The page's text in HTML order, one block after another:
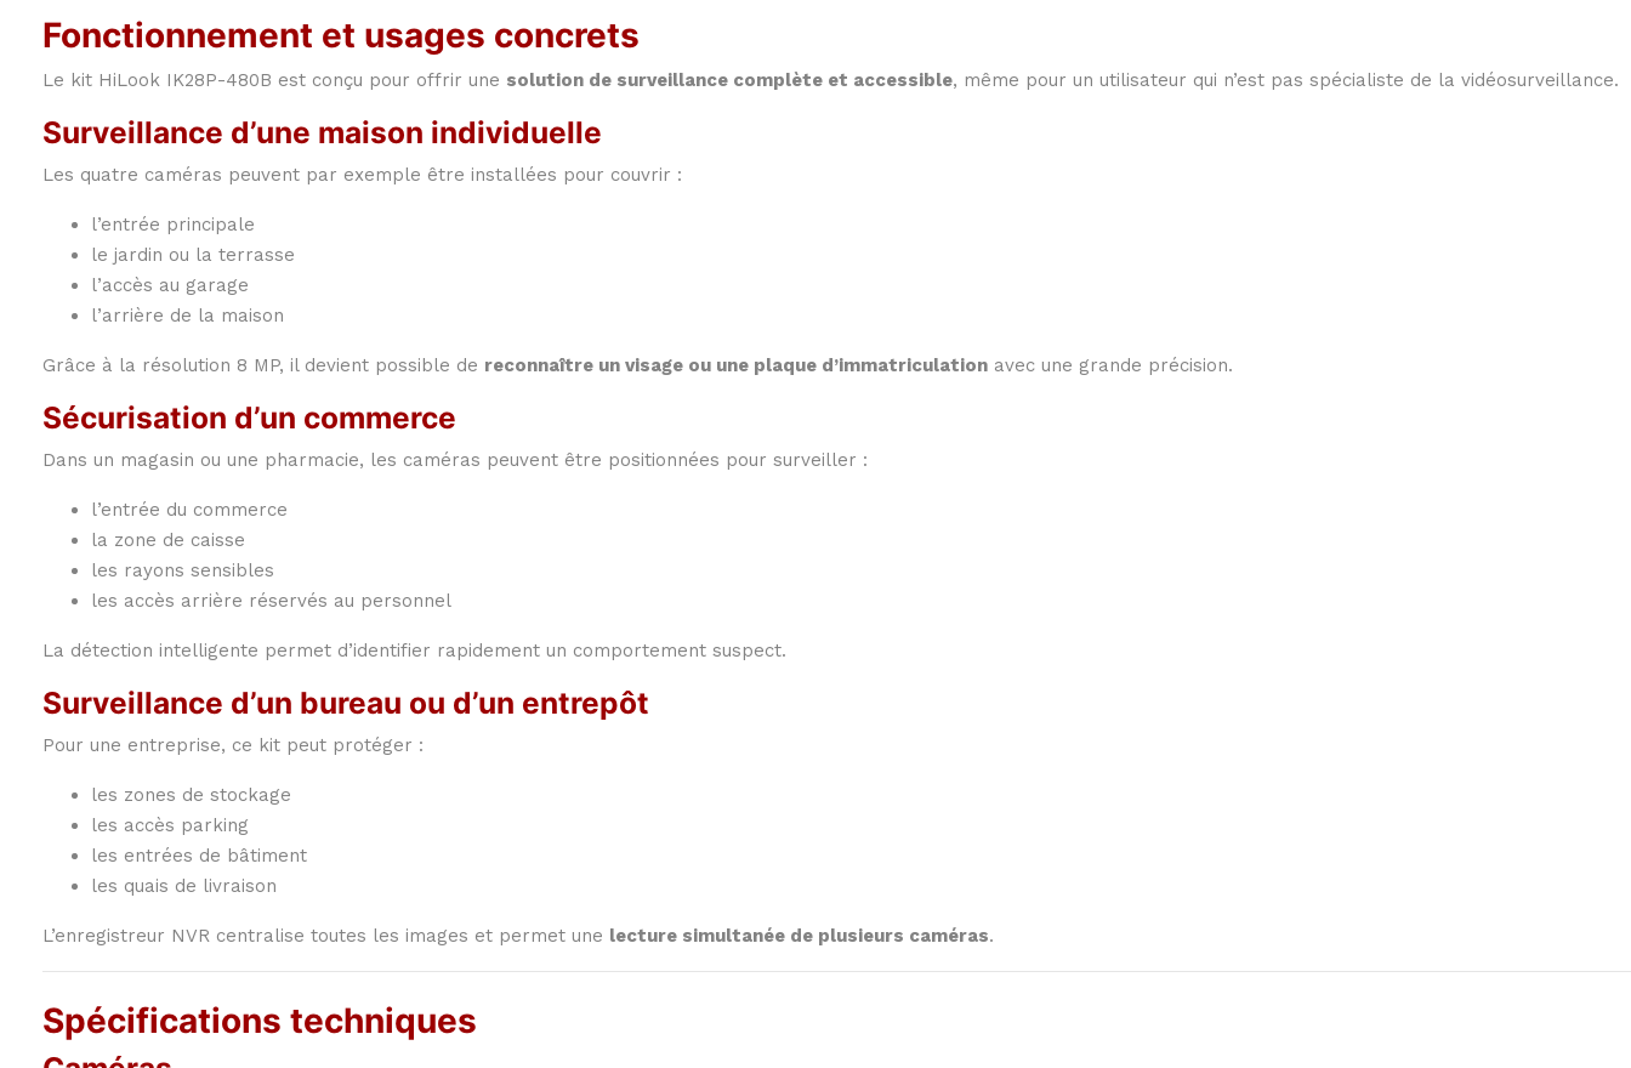
Fonctionnement et usages concrets
Le kit HiLook IK28P-480B est conçu pour offrir une solution de surveillance complète et accessible, même pour un utilisateur qui n’est pas spécialiste de la vidéosurveillance.
Surveillance d’une maison individuelle
Les quatre caméras peuvent par exemple être installées pour couvrir :
l’entrée principale
le jardin ou la terrasse
l’accès au garage
l’arrière de la maison
Grâce à la résolution 8 MP, il devient possible de reconnaître un visage ou une plaque d’immatriculation avec une grande précision.
Sécurisation d’un commerce
Dans un magasin ou une pharmacie, les caméras peuvent être positionnées pour surveiller :
l’entrée du commerce
la zone de caisse
les rayons sensibles
les accès arrière réservés au personnel
La détection intelligente permet d’identifier rapidement un comportement suspect.
Surveillance d’un bureau ou d’un entrepôt
Pour une entreprise, ce kit peut protéger :
les zones de stockage
les accès parking
les entrées de bâtiment
les quais de livraison
L’enregistreur NVR centralise toutes les images et permet une lecture simultanée de plusieurs caméras.
Spécifications techniques